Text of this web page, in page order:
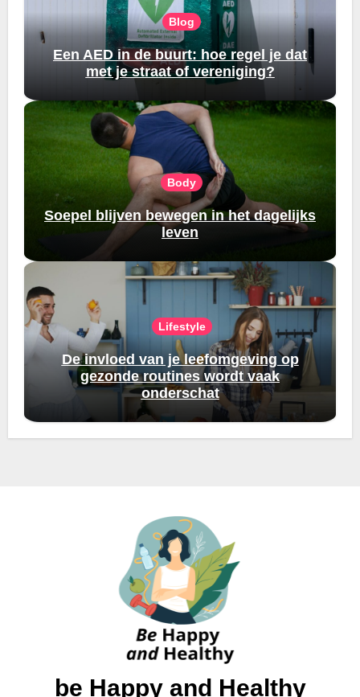
Blog
Een AED in de buurt: hoe regel je dat
met je straat of vereniging?
Body
Soepel blijven bewegen in het dagelijks
leven
Lifestyle
De invloed van je leefomgeving op
gezonde routines wordt vaak
onderschat
be Happy and Healthy